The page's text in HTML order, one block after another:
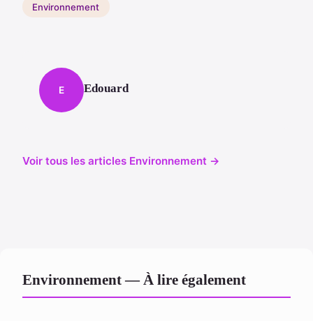
Environnement
E Edouard
Voir tous les articles Environnement →
Environnement — À lire également